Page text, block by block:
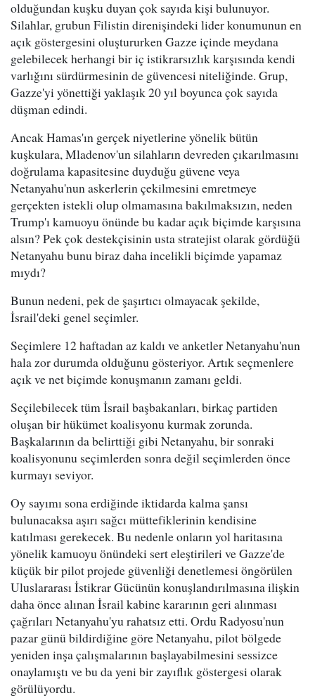
olduğundan kuşku duyan çok sayıda kişi bulunuyor.
Silahlar, grubun Filistin direnişindeki lider konumunun en
açık göstergesini oluştururken Gazze içinde meydana
gelebilecek herhangi bir iç istikrarsızlık karşısında kendi
varlığını sürdürmesinin de güvencesi niteliğinde. Grup,
Gazze'yi yönettiği yaklaşık 20 yıl boyunca çok sayıda
düşman edindi.
Ancak Hamas'ın gerçek niyetlerine yönelik bütün
kuşkulara, Mladenov'un silahların devreden çıkarılmasını
doğrulama kapasitesine duyduğu güvene veya
Netanyahu'nun askerlerin çekilmesini emretmeye
gerçekten istekli olup olmamasına bakılmaksızın, neden
Trump'ı kamuoyu önünde bu kadar açık biçimde karşısına
alsın? Pek çok destekçisinin usta stratejist olarak gördüğü
Netanyahu bunu biraz daha incelikli biçimde yapamaz
mıydı?
Bunun nedeni, pek de şaşırtıcı olmayacak şekilde,
İsrail'deki genel seçimler.
Seçimlere 12 haftadan az kaldı ve anketler Netanyahu'nun
hala zor durumda olduğunu gösteriyor. Artık seçmenlere
açık ve net biçimde konuşmanın zamanı geldi.
Seçilebilecek tüm İsrail başbakanları, birkaç partiden
oluşan bir hükümet koalisyonu kurmak zorunda.
Başkalarının da belirttiği gibi Netanyahu, bir sonraki
koalisyonunu seçimlerden sonra değil seçimlerden önce
kurmayı seviyor.
Oy sayımı sona erdiğinde iktidarda kalma şansı
bulunacaksa aşırı sağcı müttefiklerinin kendisine
katılması gerekecek. Bu nedenle onların yol haritasına
yönelik kamuoyu önündeki sert eleştirileri ve Gazze'de
küçük bir pilot projede güvenliği denetlemesi öngörülen
Uluslararası İstikrar Gücünün konuşlandırılmasına ilişkin
daha önce alınan İsrail kabine kararının geri alınması
çağrıları Netanyahu'yu rahatsız etti. Ordu Radyosu'nun
pazar günü bildirdiğine göre Netanyahu, pilot bölgede
yeniden inşa çalışmalarının başlayabilmesini sessizce
onaylamıştı ve bu da yeni bir zayıflık göstergesi olarak
görülüyordu.